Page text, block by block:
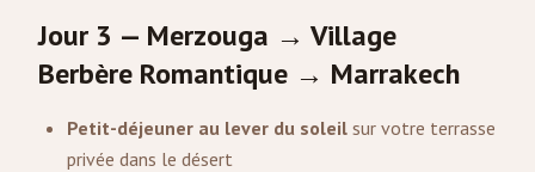
Jour 3 — Merzouga → Village
Berbère Romantique → Marrakech
Petit-déjeuner au lever du soleil sur votre terrasse
privée dans le désert